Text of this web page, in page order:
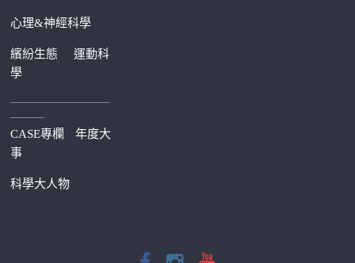
心理&神經科學
繽紛生態運動科
學
—————————
———
CASE專欄
年度大
事
科學大人物